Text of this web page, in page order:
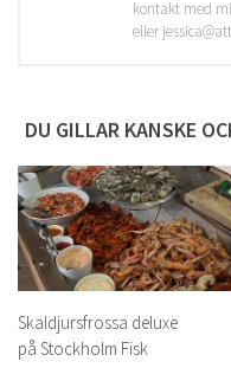
kontakt med
eller
DU GILLAR KANSKE
Skaldjursfrossa deluxe
på Stockholm Fisk